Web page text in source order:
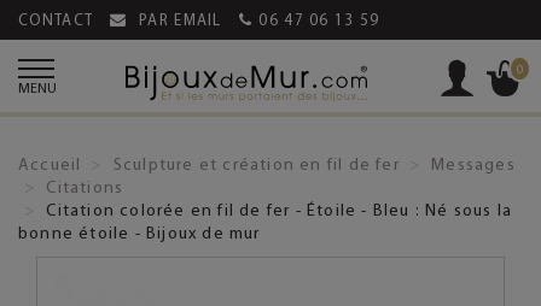
CONTACT PAR EMAIL 06 47 06 13 59
MENU
0
Accueil Sculpture et création en fil de fer
Messages
Citations
Citation colorée en fil de fer - Étoile - Bleu : Né sous la
bonne étoile - Bijoux de mur